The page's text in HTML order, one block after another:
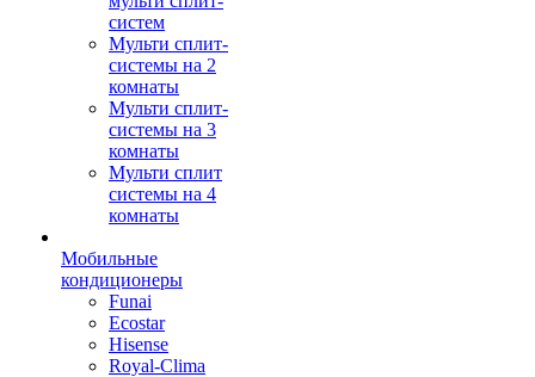
систем
Мульти сплит-
системы на 2
комнаты
Мульти сплит-
системы на 3
комнаты
Мульти сплит
системы на 4
комнаты
Мобильные
кондиционеры
Funai
Ecostar
Hisense
Royal-Clima